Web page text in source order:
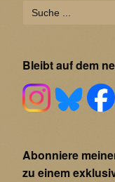
for:
Bleibt auf dem
Abonniere
zu einem